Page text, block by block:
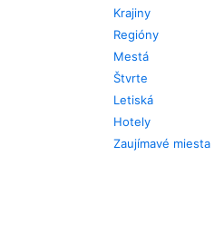
Krajiny
Regióny
Mestá
Štvrte
Letiská
Hotely
Zaujímavé miesta